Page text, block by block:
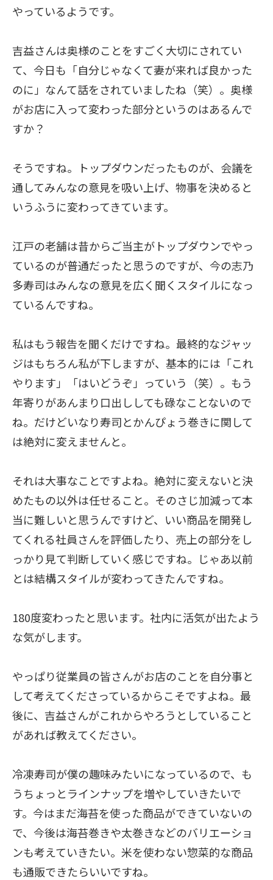
やっているようです。
吉益さんは奥様のことをすごく大切にされてい
て、今日も「自分じゃなくて妻が来れば良かった
のに」なんて話をされていましたね（笑）。奥様
がお店に入って変わった部分というのはあるんで
すか？
そうですね。トップダウンだったものが、会議を
通してみんなの意見を吸い上げ、物事を決めると
いうふうに変わってきています。
江戸の老舗は昔からご当主がトップダウンでやっ
ているのが普通だったと思うのですが、今の志乃
多寿司はみんなの意見を広く聞くスタイルになっ
ているんですね。
私はもう報告を聞くだけですね。最終的なジャッ
ジはもちろん私が下しますが、基本的には「これ
やります」「はいどうぞ」っていう（笑）。もう
年寄りがあんまり口出ししても碌なことないので
ね。だけどいなり寿司とかんぴょう巻きに関して
は絶対に変えませんと。
それは大事なことですよね。絶対に変えないと決
めたもの以外は任せること。そのさじ加減って本
当に難しいと思うんですけど、いい商品を開発し
てくれる社員さんを評価したり、売上の部分をし
っかり見て判断していく感じですね。じゃあ以前
とは結構スタイルが変わってきたんですね。
180度変わったと思います。社内に活気が出たよう
な気がします。
やっぱり従業員の皆さんがお店のことを自分事と
して考えてくださっているからこそですよね。最
後に、吉益さんがこれからやろうとしていること
があれば教えてください。
冷凍寿司が僕の趣味みたいになっているので、も
うちょっとラインナップを増やしていきたいで
す。今はまだ海苔を使った商品ができていないの
で、今後は海苔巻きや太巻きなどのバリエーショ
ンも考えていきたい。米を使わない惣菜的な商品
も通販できたらいいですね。